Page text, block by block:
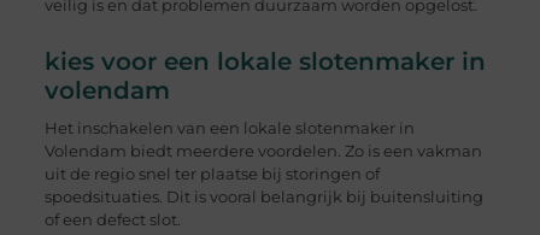
veilig is en dat problemen duurzaam worden opgelost.
kies voor een lokale slotenmaker in
volendam
Het inschakelen van een lokale slotenmaker in
Volendam biedt meerdere voordelen. Zo is een vakman
uit de regio snel ter plaatse bij storingen of
spoedsituaties. Dit is vooral belangrijk bij buitensluiting
of een defect slot.